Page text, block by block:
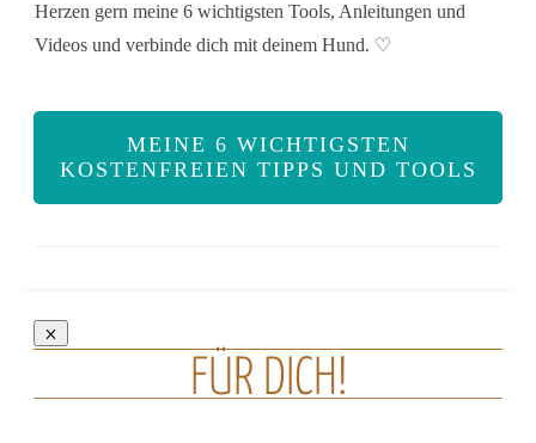
Herzen gern meine 6 wichtigsten Tools, Anleitungen und
Videos und verbinde dich mit deinem Hund. ♡
MEINE 6 WICHTIGSTEN
KOSTENFREIEN TIPPS UND TOOLS
FÜR DICH!